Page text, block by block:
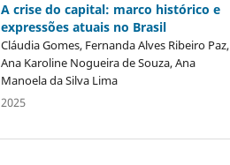
A crise do capital: marco histórico e
expressões atuais no Brasil
Cláudia Gomes, Fernanda Alves Ribeiro Paz,
Ana Karoline Nogueira de Souza, Ana
Manoela da Silva Lima
2025